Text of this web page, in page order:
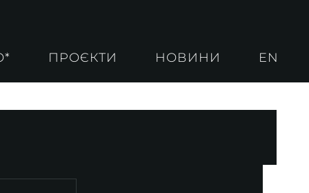
ПРОЄКТИ НОВИНИ EN